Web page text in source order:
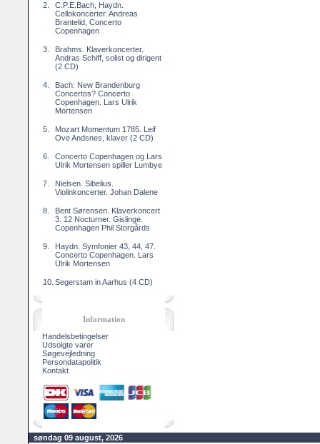
2.
C.P.E.Bach, Haydn.
Cellokoncerter. Andreas
Brantelid, Concerto
Copenhagen
3.
Brahms. Klaverkoncerter.
Andras Schiff, solist og dirigent
(2 CD)
4.
Bach: New Brandenburg
Concertos? Concerto
Copenhagen. Lars Ulrik
Mortensen
5.
Mozart Momentum 1785. Leif
Ove Andsnes, klaver (2 CD)
6.
Concerto Copenhagen og Lars
Ulrik Mortensen spiller Lumbye
7.
Nielsen. Sibelius.
Violinkoncerter. Johan Dalene
8.
Bent Sørensen. Klaverkoncert
3. 12 Nocturner. Gislinge.
Copenhagen Phil Storgårds
9.
Haydn. Symfonier 43, 44, 47.
Concerto Copenhagen. Lars
Ulrik Mortensen
10. Segerstam in Aarhus (4 CD)
Information
Handelsbetingelser
Udsolgte varer
Søgevejledning
Persondatapolitik
Kontakt
søndag 09 august, 2026